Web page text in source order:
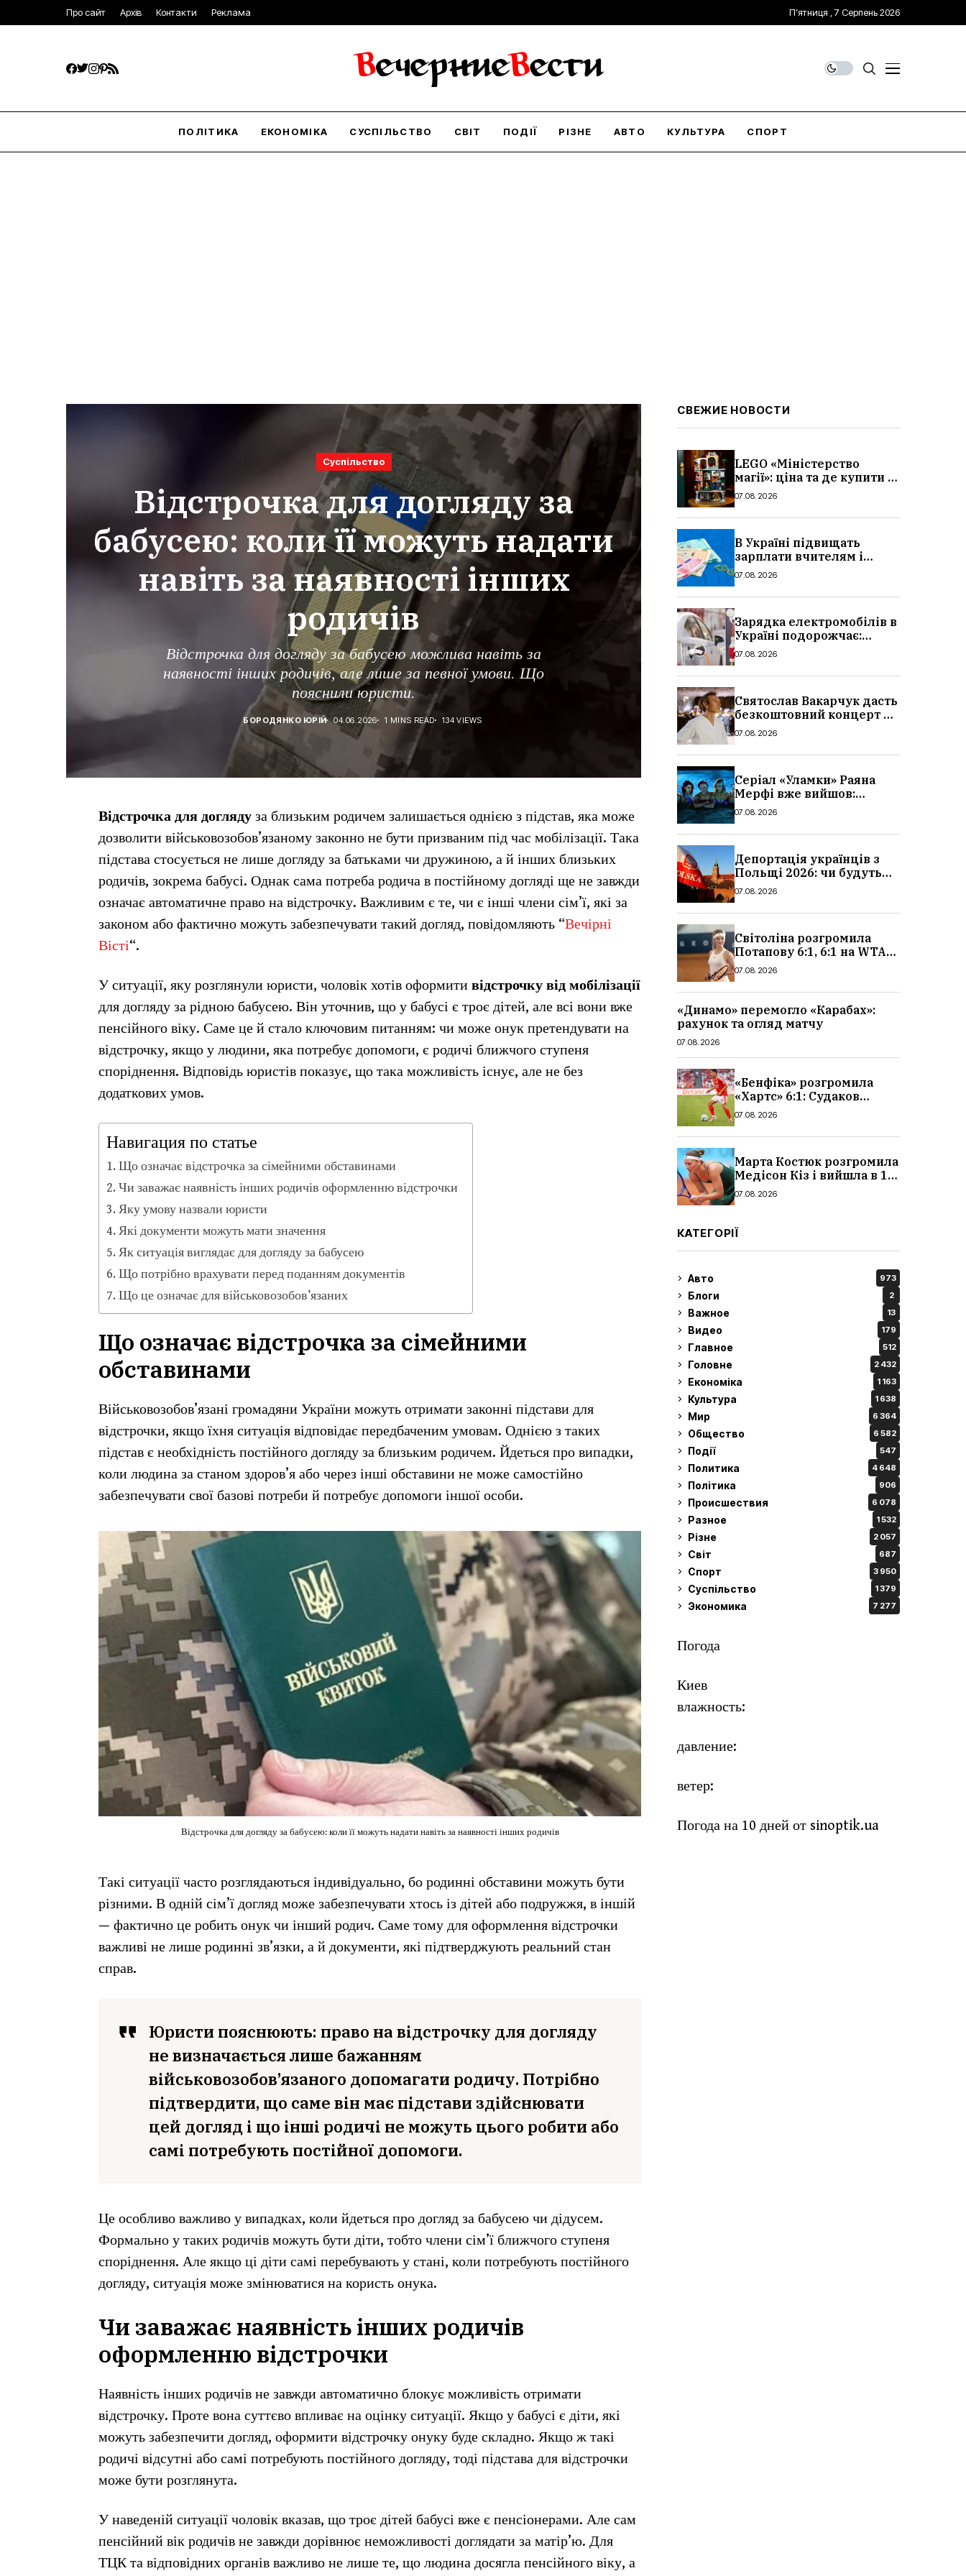
Про сайт Архів Контакти Реклама П’ятниця , 7 Серпень 2026
ПОЛІТИКА ЕКОНОМІКА СУСПІЛЬСТВО СВІТ ПОДІЇ РІЗНЕ АВТО КУЛЬТУРА СПОРТ
Суспільство
Відстрочка для догляду за
бабусею: коли її можуть надати
навіть за наявності інших
родичів
Відстрочка для догляду за бабусею можлива навіть за
наявності інших родичів, але лише за певної умови. Що
пояснили юристи.
БОРОДЯНКО ЮРІЙ 04.06.2026 1 MINS READ 134 VIEWS
Відстрочка для догляду за близьким родичем залишається однією з підстав, яка може
дозволити військовозобов’язаному законно не бути призваним під час мобілізації. Така
підстава стосується не лише догляду за батьками чи дружиною, а й інших близьких
родичів, зокрема бабусі. Однак сама потреба родича в постійному догляді ще не завжди
означає автоматичне право на відстрочку. Важливим є те, чи є інші члени сім’ї, які за
законом або фактично можуть забезпечувати такий догляд, повідомляють “Вечірні
Вісті“.
У ситуації, яку розглянули юристи, чоловік хотів оформити відстрочку від мобілізації
для догляду за рідною бабусею. Він уточнив, що у бабусі є троє дітей, але всі вони вже
пенсійного віку. Саме це й стало ключовим питанням: чи може онук претендувати на
відстрочку, якщо у людини, яка потребує допомоги, є родичі ближчого ступеня
споріднення. Відповідь юристів показує, що така можливість існує, але не без
додаткових умов.
Навигация по статье
Що означає відстрочка за сімейними обставинами
Чи заважає наявність інших родичів оформленню відстрочки
Яку умову назвали юристи
Які документи можуть мати значення
Як ситуація виглядає для догляду за бабусею
Що потрібно врахувати перед поданням документів
Що це означає для військовозобов’язаних
Що означає відстрочка за сімейними
обставинами
Військовозобов’язані громадяни України можуть отримати законні підстави для
відстрочки, якщо їхня ситуація відповідає передбаченим умовам. Однією з таких
підстав є необхідність постійного догляду за близьким родичем. Йдеться про випадки,
коли людина за станом здоров’я або через інші обставини не може самостійно
забезпечувати свої базові потреби й потребує допомоги іншої особи.
Відстрочка для догляду за бабусею: коли її можуть надати навіть за наявності інших родичів
Такі ситуації часто розглядаються індивідуально, бо родинні обставини можуть бути
різними. В одній сім’ї догляд може забезпечувати хтось із дітей або подружжя, в іншій
— фактично це робить онук чи інший родич. Саме тому для оформлення відстрочки
важливі не лише родинні зв’язки, а й документи, які підтверджують реальний стан
справ.
Юристи пояснюють: право на відстрочку для догляду
не визначається лише бажанням
військовозобов’язаного допомагати родичу. Потрібно
підтвердити, що саме він має підстави здійснювати
цей догляд і що інші родичі не можуть цього робити або
самі потребують постійної допомоги.
Це особливо важливо у випадках, коли йдеться про догляд за бабусею чи дідусем.
Формально у таких родичів можуть бути діти, тобто члени сім’ї ближчого ступеня
споріднення. Але якщо ці діти самі перебувають у стані, коли потребують постійного
догляду, ситуація може змінюватися на користь онука.
Чи заважає наявність інших родичів
оформленню відстрочки
Наявність інших родичів не завжди автоматично блокує можливість отримати
відстрочку. Проте вона суттєво впливає на оцінку ситуації. Якщо у бабусі є діти, які
можуть забезпечити догляд, оформити відстрочку онуку буде складно. Якщо ж такі
родичі відсутні або самі потребують постійного догляду, тоді підстава для відстрочки
може бути розглянута.
У наведеній ситуації чоловік вказав, що троє дітей бабусі вже є пенсіонерами. Але сам
пенсійний вік родичів не завжди дорівнює неможливості доглядати за матір’ю. Для
ТЦК та відповідних органів важливо не лише те, що людина досягла пенсійного віку, а
СВЕЖИЕ НОВОСТИ
LEGO «Міністерство
магії»: ціна та де купити в
Україні
07.08.2026
В Україні підвищать
зарплати вчителям і
стипендії студентам з 1
суми, розмір
07.08.2026
Зарядка електромобілів в
Україні подорожчає:
причина і нові ціни з
07.08.2026
Святослав Вакарчук дасть
безкоштовний концерт у
Львові: дата і місце
07.08.2026
Серіал «Уламки» Раяна
Мерфі вже вийшов:
сюжет, актори та всі
07.08.2026
Депортація українців з
Польщі 2026: чи будуть
висилати українських
07.08.2026
Світоліна розгромила
Потапову 6:1, 6:1 на WTA
1000 у Торонто
07.08.2026
«Динамо» перемогло «Карабах»:
рахунок та огляд матчу
07.08.2026
«Бенфіка» розгромила
«Хартс» 6:1: Судаков
відзначився асистом,
07.08.2026
Марта Костюк розгромила
Медісон Кіз і вийшла в 1/8
фіналу Торонто: результат
07.08.2026
КАТЕГОРІЇ
Авто 973
Блоги 2
Важное 13
Видео 179
Главное 512
Головне 2 432
Економіка 1 163
Культура 1 638
Мир 6 364
Общество 6 582
Події 547
Политика 4 648
Політика 906
Происшествия 6 078
Разное 1 532
Різне 2 057
Світ 687
Спорт 3 950
Суспільство 1 379
Экономика 7 277
Погода
Киев
влажность:
давление:
ветер:
Погода на 10 дней от sinoptik.ua